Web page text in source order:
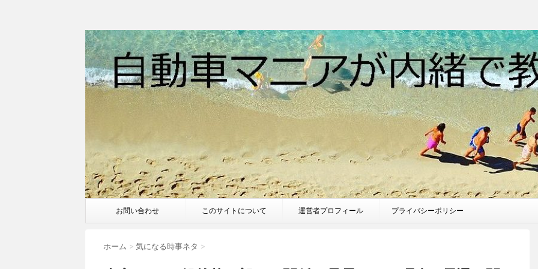
お問い合わせ このサイトについて 運営者プロフィール プライバシーポリシー
ホーム > 気になる時事ネタ >